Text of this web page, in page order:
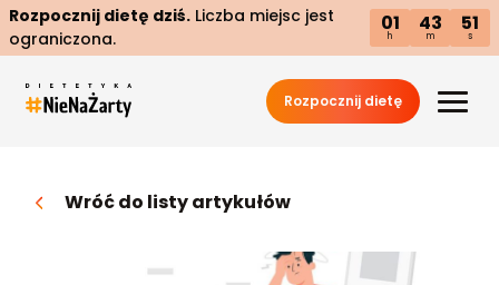
Rozpocznij dietę dziś. Liczba miejsc jest
ograniczona.
01
h
43
m
50
s
Rozpocznij dietę
Wróć do listy artykułów